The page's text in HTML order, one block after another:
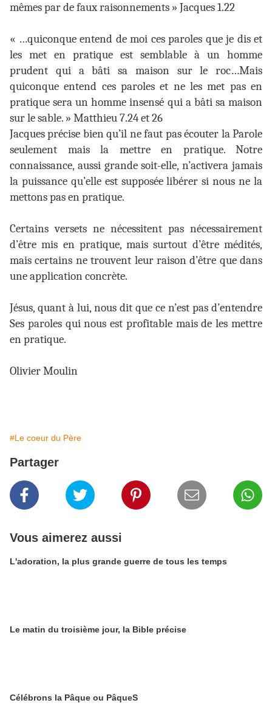
mêmes par de faux raisonnements » Jacques 1.22
« …quiconque entend de moi ces paroles que je dis et
les met en pratique est semblable à un homme
prudent qui a bâti sa maison sur le roc…Mais
quiconque entend ces paroles et ne les met pas en
pratique sera un homme insensé qui a bâti sa maison
sur le sable. » Matthieu 7.24 et 26
Jacques précise bien qu’il ne faut pas écouter la Parole
seulement mais la mettre en pratique. Notre
connaissance, aussi grande soit-elle, n’activera jamais
la puissance qu’elle est supposée libérer si nous ne la
mettons pas en pratique.
Certains versets ne nécessitent pas nécessairement
d’être mis en pratique, mais surtout d’être médités,
mais certains ne trouvent leur raison d’être que dans
une application concrète.
Jésus, quant à lui, nous dit que ce n’est pas d’entendre
Ses paroles qui nous est profitable mais de les mettre
en pratique.
Olivier Moulin
#Le coeur du Père
Partager
Vous aimerez aussi
L'adoration, la plus grande guerre de tous les temps
Le matin du troisième jour, la Bible précise
Célébrons la Pâque ou PâqueS